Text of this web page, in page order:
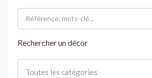
Rechercher un décor
Toutes les catégories